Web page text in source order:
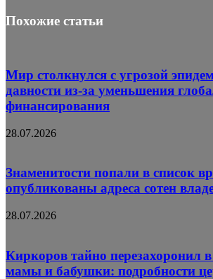
Похожие статьи
Мир столкнулся с угрозой
давности из-за уменьшения
финансирования
28.07.2026
Знаменитости попали в список
опубликованы адреса сотен
28.07.2026
Киркоров тайно перезахоронил
мамы и бабушки: подробности